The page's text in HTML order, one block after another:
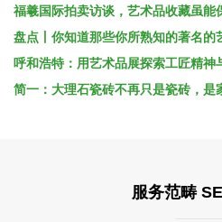
呼和浩特：用艺术品展探索工匠精神
简一：大理石瓷砖不再只是瓷砖，是
服务范畴